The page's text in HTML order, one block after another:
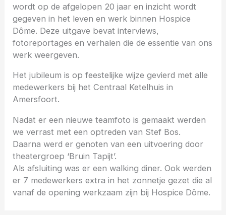
wordt op de afgelopen 20 jaar en inzicht wordt
gegeven in het leven en werk binnen Hospice
Dôme. Deze uitgave bevat interviews,
fotoreportages en verhalen die de essentie van ons
werk weergeven.
Het jubileum is op feestelijke wijze gevierd met alle
medewerkers bij het Centraal Ketelhuis in
Amersfoort.
Nadat er een nieuwe teamfoto is gemaakt werden
we verrast met een optreden van Stef Bos.
Daarna werd er genoten van een uitvoering door
theatergroep ‘Bruin Tapijt’.
Als afsluiting was er een walking diner. Ook werden
er 7 medewerkers extra in het zonnetje gezet die al
vanaf de opening werkzaam zijn bij Hospice Dôme.